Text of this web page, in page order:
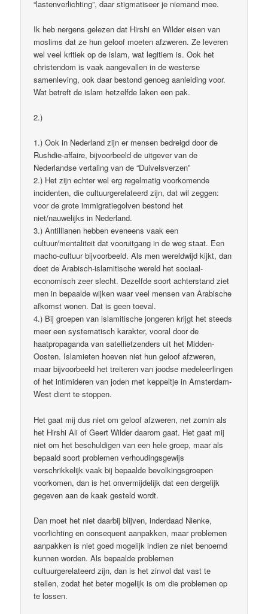
“lastenverlichting”, daar stigmatiseer je niemand mee.
Ik heb nergens gelezen dat Hirshi en Wilder eisen van
moslims dat ze hun geloof moeten afzweren. Ze leveren
wel veel kritiek op de islam, wat legitiem is. Ook het
christendom is vaak aangevallen in de westerse
samenleving, ook daar bestond genoeg aanleiding voor.
Wat betreft de islam hetzelfde laken een pak.
2.)
1.) Ook in Nederland zijn er mensen bedreigd door de
Rushdie-affaire, bijvoorbeeld de uitgever van de
Nederlandse vertaling van de “Duivelsverzen”
2.) Het zijn echter wel erg regelmatig voorkomende
incidenten, die cultuurgerelateerd zijn, dat wil zeggen:
voor de grote immigratiegolven bestond het
niet/nauwelijks in Nederland.
3.) Antillianen hebben eveneens vaak een
cultuur/mentaliteit dat vooruitgang in de weg staat. Een
macho-cultuur bijvoorbeeld. Als men wereldwijd kijkt, dan
doet de Arabisch-islamitische wereld het sociaal-
economisch zeer slecht. Dezelfde soort achterstand ziet
men in bepaalde wijken waar veel mensen van Arabische
afkomst wonen. Dat is geen toeval.
4.) Bij groepen van islamitische jongeren krijgt het steeds
meer een systematisch karakter, vooral door de
haatpropaganda van satellietzenders uit het Midden-
Oosten. Islamieten hoeven niet hun geloof afzweren,
maar bijvoorbeeld het treiteren van joodse medeleerlingen
of het intimideren van joden met keppeltje in Amsterdam-
West dient te stoppen.
Het gaat mij dus niet om geloof afzweren, net zomin als
het Hirshi Ali of Geert Wilder daarom gaat. Het gaat mij
niet om het beschuldigen van een hele groep, maar als
bepaald soort problemen verhoudingsgewijs
verschrikkelijk vaak bij bepaalde bevolkingsgroepen
voorkomen, dan is het onvermijdelijk dat een dergelijk
gegeven aan de kaak gesteld wordt.
Dan moet het niet daarbij blijven, inderdaad Nienke,
voorlichting en consequent aanpakken, maar problemen
aanpakken is niet goed mogelijk indien ze niet benoemd
kunnen worden. Als bepaalde problemen
cultuurgerelateerd zijn, dan is het zinvol dat vast te
stellen, zodat het beter mogelijk is om die problemen op
te lossen.